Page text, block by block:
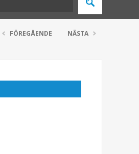
FÖREGÅENDE NÄSTA